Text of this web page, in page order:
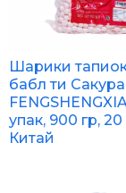
Шарики
бабл ти Сакура
упак, 900 гр,
Китай